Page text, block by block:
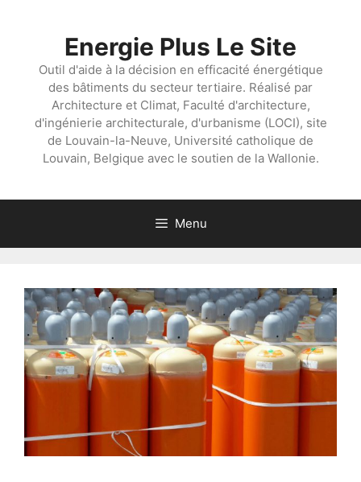
Energie Plus Le Site
Outil d'aide à la décision en efficacité énergétique
des bâtiments du secteur tertiaire. Réalisé par
Architecture et Climat, Faculté d'architecture,
d'ingénierie architecturale, d'urbanisme (LOCI), site
de Louvain-la-Neuve, Université catholique de
Louvain, Belgique avec le soutien de la Wallonie.
Menu